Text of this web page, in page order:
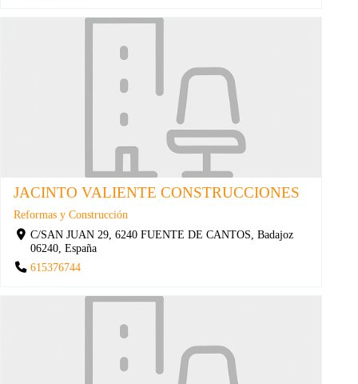
JACINTO VALIENTE CONSTRUCCIONES
Reformas y Construcción
C/SAN JUAN 29, 6240 FUENTE DE CANTOS, Badajoz
06240, España
615376744